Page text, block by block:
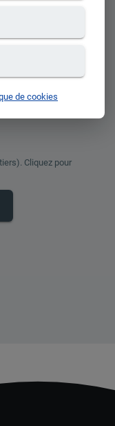
Cliquez pour
de cookies